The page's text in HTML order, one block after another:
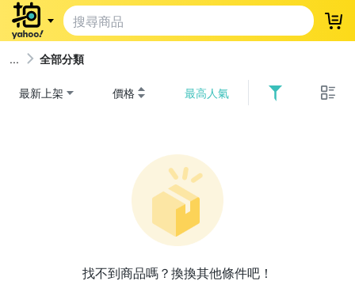
登
全部分類
最新上架 價格 最高人氣
找不到商品嗎？換換其他條件吧！